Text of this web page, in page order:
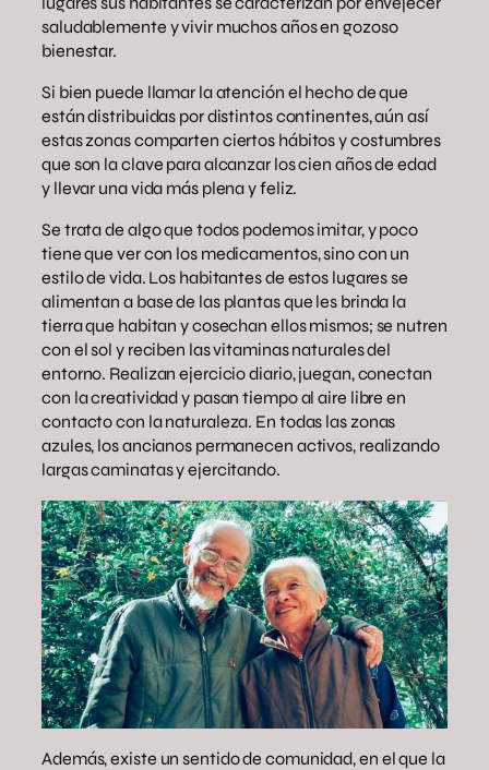
saludablemente y vivir muchos años en gozoso
bienestar.
Si bien puede llamar la atención el hecho de que
están distribuidas por distintos continentes, aún así
estas zonas comparten ciertos hábitos y costumbres
que son la clave para alcanzar los cien años de edad
y llevar una vida más plena y feliz.
Se trata de algo que todos podemos imitar, y poco
tiene que ver con los medicamentos, sino con un
estilo de vida. Los habitantes de estos lugares se
alimentan a base de las plantas que les brinda la
tierra que habitan y cosechan ellos mismos; se nutren
con el sol y reciben las vitaminas naturales del
entorno. Realizan ejercicio diario, juegan, conectan
con la creatividad y pasan tiempo al aire libre en
contacto con la naturaleza. En todas las zonas
azules, los ancianos permanecen activos, realizando
largas caminatas y ejercitando.
Además, existe un sentido de comunidad, en el que la